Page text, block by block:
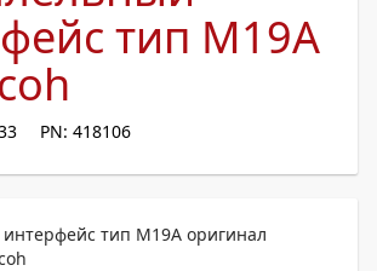
тип М19А
PN: 418106
тип М19А оригинал